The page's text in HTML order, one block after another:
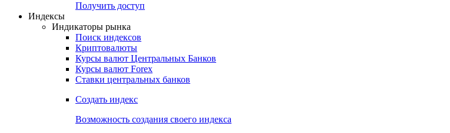
Получить доступ
Индексы
Индикаторы рынка
Поиск индексов
Криптовалюты
Курсы валют Центральных Банков
Курсы валют Forex
Ставки центральных банков
Создать индекс
Возможность создания своего индекса